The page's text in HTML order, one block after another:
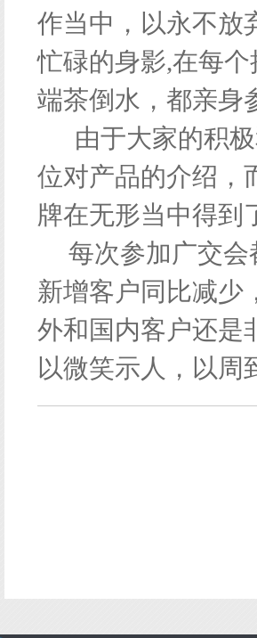
作当中，以永不放
忙碌的身影,在每
端茶倒水，都亲身
由于大家的积极
位对产品的介绍，
牌在无形当中得到
每次参加广交会
新增客户同比减少
外和国内客户还是
以微笑示人，以周